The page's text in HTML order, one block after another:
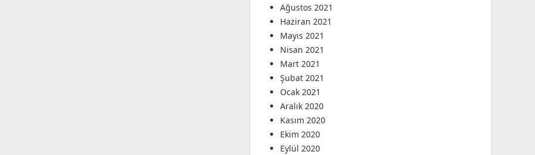
Ağustos 2021
Haziran 2021
Mayıs 2021
Nisan 2021
Mart 2021
Şubat 2021
Ocak 2021
Aralık 2020
Kasım 2020
Ekim 2020
Eylül 2020